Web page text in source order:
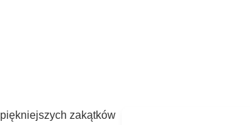
zakątków